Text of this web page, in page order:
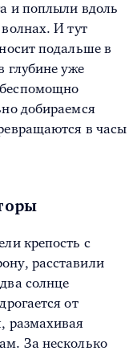
и поплыли вдоль
И тут
подальше в
глубине уже
добираемся
в часы
крепость с
расставили
солнце
от
размахивая
За несколько